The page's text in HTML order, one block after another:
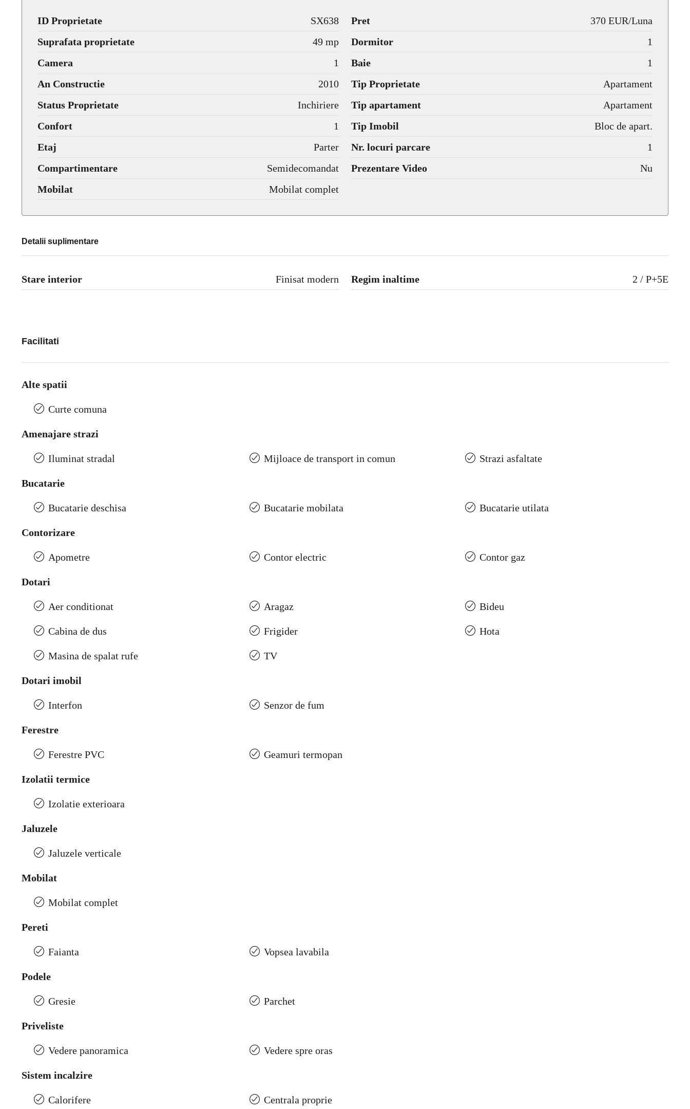
ID Proprietate SX638 Pret
370 EUR/Luna
Suprafata proprietate
49 mp Dormitor
1
Camera
1 Baie
1
An Constructie
2010 Tip Proprietate
Apartament
Status Proprietate
Inchiriere Tip apartament
Apartament
Confort
1 Tip Imobil
Bloc de apart.
Etaj
Parter Nr. locuri parcare
1
Compartimentare
Semidecomandat Prezentare Video
Nu
Mobilat
Mobilat complet
Detalii suplimentare
Stare interior Finisat modern Regim inaltime 2 / P+5E
Facilitati
Alte spatii
Curte comuna
Amenajare strazi
Iluminat stradal Mijloace de transport in comun Strazi asfaltate
Bucatarie
Bucatarie deschisa Bucatarie mobilata Bucatarie utilata
Contorizare
Apometre Contor electric Contor gaz
Dotari
Aer conditionat Aragaz Bideu
Cabina de dus Frigider Hota
Masina de spalat rufe TV
Dotari imobil
Interfon Senzor de fum
Ferestre
Ferestre PVC Geamuri termopan
Izolatii termice
Izolatie exterioara
Jaluzele
Jaluzele verticale
Mobilat
Mobilat complet
Pereti
Faianta Vopsea lavabila
Podele
Gresie Parchet
Priveliste
Vedere panoramica Vedere spre oras
Sistem incalzire
Calorifere Centrala proprie